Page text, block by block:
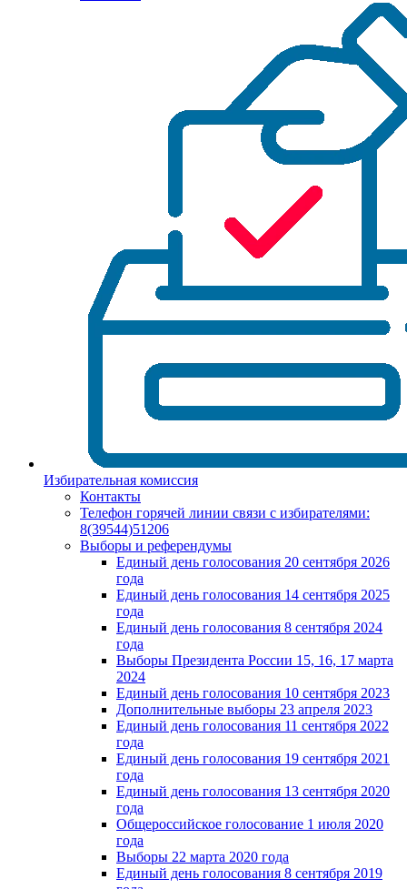
Избирательная комиссия
Контакты
Телефон горячей линии связи с избирателями:
8(39544)51206
Выборы и референдумы
Единый день голосования 20 сентября 2026
года
Единый день голосования 14 сентября 2025
года
Единый день голосования 8 сентября 2024
года
Выборы Президента России 15, 16, 17 марта
2024
Единый день голосования 10 сентября 2023
Дополнительные выборы 23 апреля 2023
Единый день голосования 11 сентября 2022
года
Единый день голосования 19 сентября 2021
года
Единый день голосования 13 сентября 2020
года
Общероссийское голосование 1 июля 2020
года
Выборы 22 марта 2020 года
Единый день голосования 8 сентября 2019